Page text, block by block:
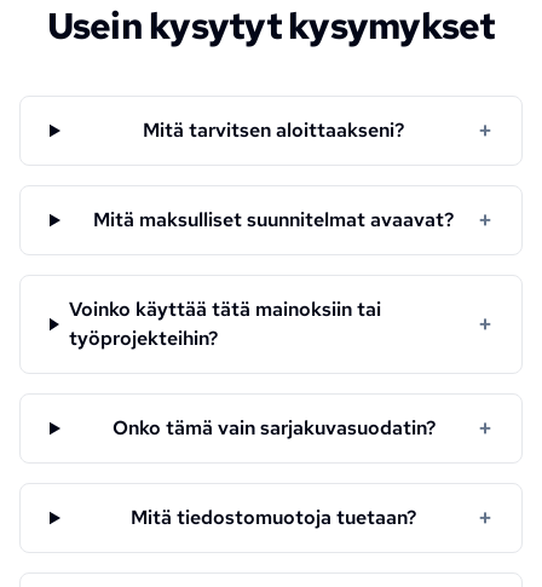
Usein kysytyt kysymykset
Mitä tarvitsen aloittaakseni? +
Mitä maksulliset suunnitelmat avaavat? +
Voinko käyttää tätä mainoksiin tai
työprojekteihin?
+
Onko tämä vain sarjakuvasuodatin? +
Mitä tiedostomuotoja tuetaan? +